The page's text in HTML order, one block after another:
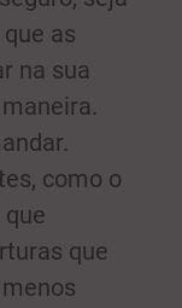
as
na sua
como o
que